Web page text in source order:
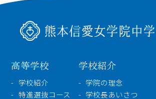
高等学校
学校紹介
特進選抜コース
学校紹介
学院の理念
学校長あいさつ